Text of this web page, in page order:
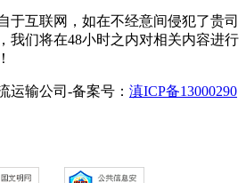
于互联网，如在不经意间侵犯了贵司
我们将在48小时之内对相关内容进行
运输公司-备案号： 滇ICP备13000290